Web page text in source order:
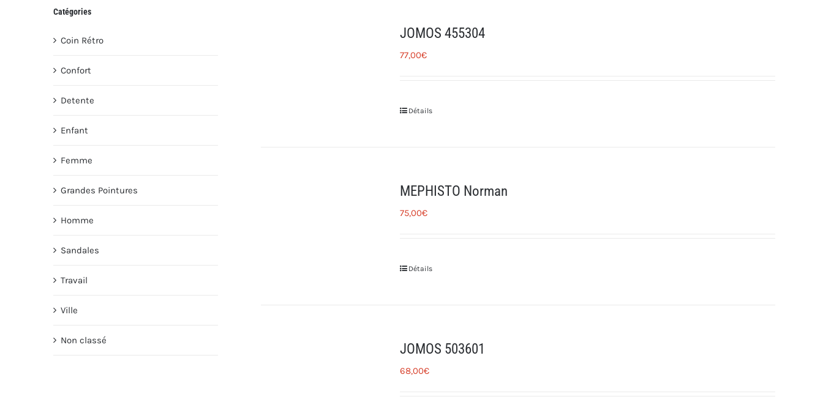
JOMOS 455304
77,00€
Détails
MEPHISTO Norman
75,00€
Détails
JOMOS 503601
68,00€
Catégories
Coin Rétro
Confort
Detente
Enfant
Femme
Grandes Pointures
Homme
Sandales
Travail
Ville
Non classé